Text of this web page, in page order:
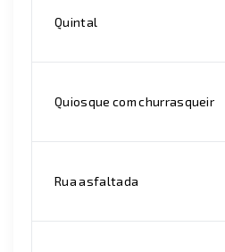
Quintal
Quiosque com churrasqueir
Rua asfaltada